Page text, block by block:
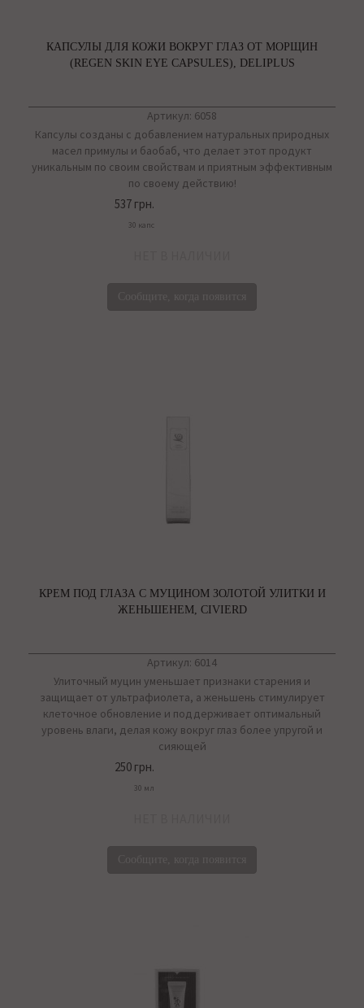
КАПСУЛЫ ДЛЯ КОЖИ ВОКРУГ ГЛАЗ ОТ МОРЩИН
(REGEN SKIN EYE CAPSULES), DELIPLUS
Артикул: 6058
Капсулы созданы с добавлением натуральных природных
масел примулы и баобаб, что делает этот продукт
уникальным по своим свойствам и приятным эффективным
по своему действию!
537 грн.
30 капс
КРЕМ ПОД ГЛАЗА С МУЦИНОМ ЗОЛОТОЙ УЛИТКИ И
ЖЕНЬШЕНЕМ, CIVIERD
Артикул: 6014
Улиточный муцин уменьшает признаки старения и
защищает от ультрафиолета, а женьшень стимулирует
клеточное обновление и поддерживает оптимальный
уровень влаги, делая кожу вокруг глаз более упругой и
сияющей
250 грн.
30 мл